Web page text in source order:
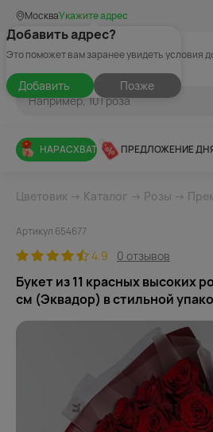
МоскваУкажите адрес
Добавить адрес?
Это поможет вам заранее увидеть условия
Добавить Позже
НАРАСХВАТ ПРЕДЛОЖЕНИЕ
Цветовик → Каталог → Розы →
Артикул 654677
4.9 0 отзывов
Букет из 11 красных высоких
см (Эквадор) в стильной